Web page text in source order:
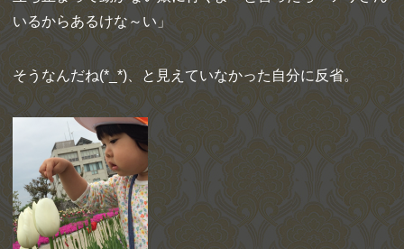
いるからあるけな～い」
そうなんだね(*_*)、と見えていなかった自分に反省。